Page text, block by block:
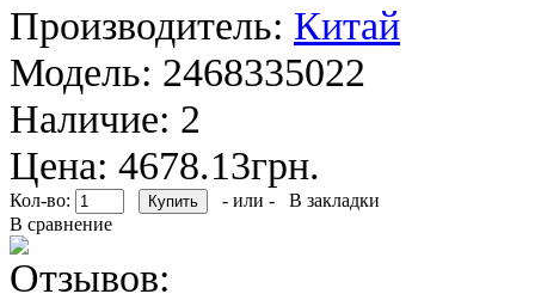
Производитель: Китай
Модель: 2468335022
Наличие: 2
Цена: 4678.13грн.
Кол-во: - или -
В закладки
В сравнение